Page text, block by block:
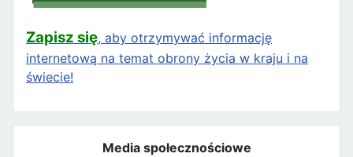
Zapisz się, aby otrzymywać informację
internetową na temat obrony życia w kraju i na
świecie!
Media społecznościowe